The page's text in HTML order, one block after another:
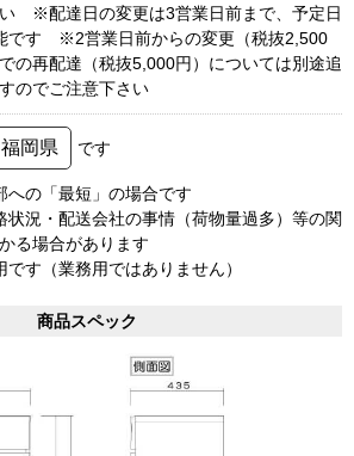
※配達日の変更は3営業日前まで、予定日
です ※2営業日前からの変更（税抜2,500
の再配達（税抜5,000円）については別途追
のでご注意下さい
福岡県 です
への「最短」の場合です
状況・配送会社の事情（荷物量過多）等の関
る場合があります
す（業務用ではありません）
商品スペック